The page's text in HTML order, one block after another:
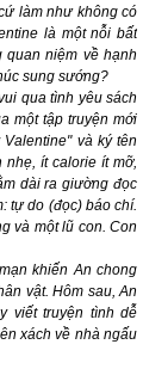
làm như không có
là một nỗi bất
niệm về hạnh
sung sướng?
qua tình yêu sách
một tập truyện mới
và ký tên
ít calorie ít mỡ,
dài ra giường đọc
tự do (đọc) báo chí.
và một lũ con. Con
khiến An chong
vật. Hôm sau, An
viết truyện tình dễ
xách về nhà ngấu